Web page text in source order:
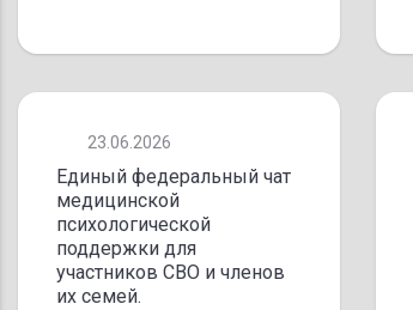
23.06.2026
Единый федеральный чат
медицинской
психологической
поддержки для
участников СВО и членов
их семей.